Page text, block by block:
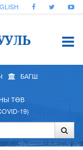
БАГШ
ТӨВ
19)